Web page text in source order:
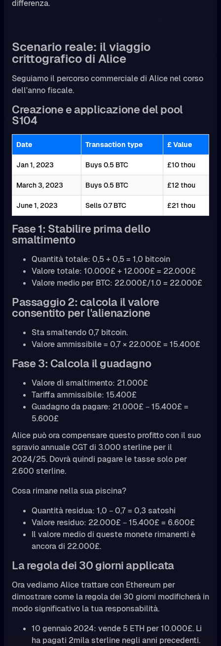
differenza.
Scenario reale: il viaggio
crittografico di Alice
Seguiamo il percorso commerciale di Alice nel corso
dell'anno fiscale.
Creazione e applicazione del pool
S104
Date Transaction type £ Value
Jan 1, 2023 Buys 0.5 BTC £10 thou
March 3, 2023 Buys 0.5 BTC £12 thou
June 1, 2023 Sells 0.7 BTC £21 thou
Fase 1: Stabilire prima dello
smaltimento
Quantità totale: 0,5 + 0,5 = 1,0 bitcoin
Valore totale: 10.000£ + 12.000£ = 22.000£
Valore medio per BTC: 22.000£/1.0 = 22.000£
Passaggio 2: calcola il valore
consentito per l'alienazione
Sta smaltendo 0,7 bitcoin.
Valore ammissibile = 0,7 × 22.000£ = 15.400£
Fase 3: Calcola il guadagno
Valore di smaltimento: 21.000£
Tariffa ammissibile: 15.400£
Guadagno da pagare: 21.000£ − 15.400£ =
5.600£
Alice può ora compensare questo profitto con il suo
sgravio annuale CGT di 3.000 sterline per il
2024/25. Dovrà quindi pagare le tasse solo per
2.600 sterline.
Cosa rimane nella sua piscina?
Quantità residua: 1,0 − 0,7 = 0,3 satoshi
Valore residuo: 22.000£ − 15.400£ = 6.600£
Il valore medio di queste monete rimanenti è
ancora di 22.000£.
La regola dei 30 giorni applicata
Ora vediamo Alice trattare con Ethereum per
dimostrare come la regola dei 30 giorni modificherà in
modo significativo la tua responsabilità.
10 gennaio 2024: vende 5 ETH per 10.000£. Li
ha pagati 2mila sterline negli anni precedenti.